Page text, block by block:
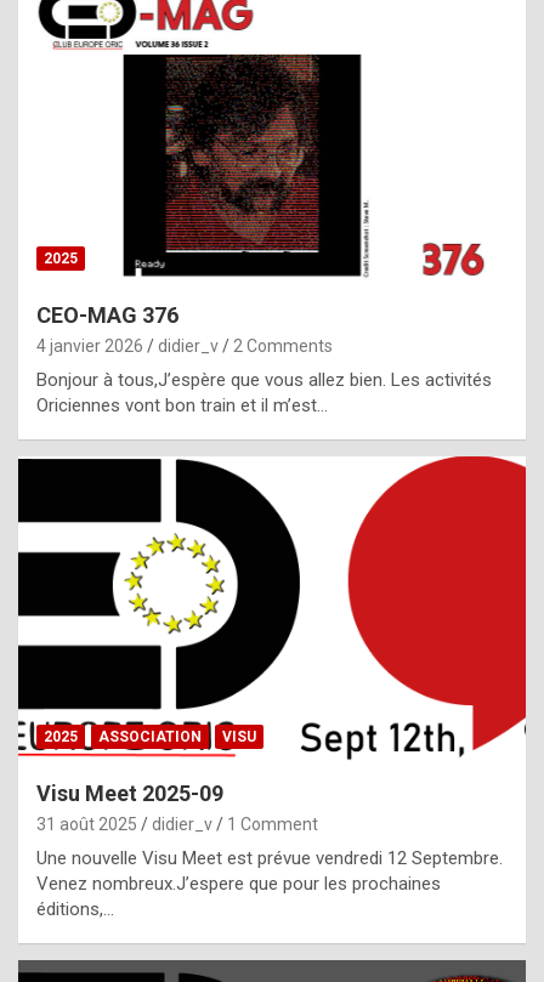
h
i
s
t
o
r
p
e
c
i
l
,
g
h
t
f
2025
CEO-MAG 376
4 janvier 2026 didier_v 2 Comments
Bonjour à tous,J’espère que vous allez bien. Les activités
Oriciennes vont bon train et il m’est…
2025 ASSOCIATION VISU
Visu Meet 2025-09
31 août 2025 didier_v 1 Comment
Une nouvelle Visu Meet est prévue vendredi 12 Septembre.
Venez nombreux.J’espere que pour les prochaines
éditions,…